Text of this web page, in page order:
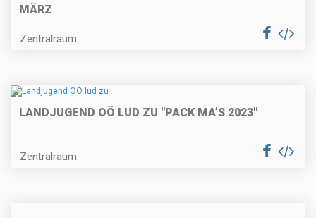
MÄRZ
Zentralraum
LANDJUGEND OÖ LUD ZU "PACK MA’S 2023"
Zentralraum